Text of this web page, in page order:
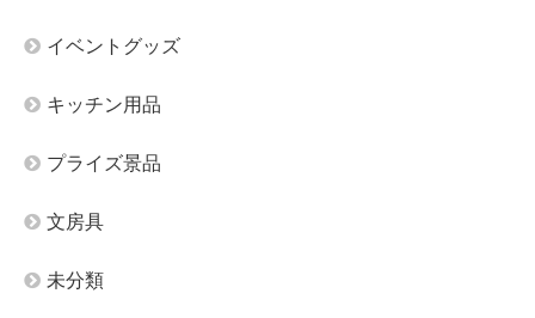
イベントグッズ
キッチン用品
プライズ景品
文房具
未分類